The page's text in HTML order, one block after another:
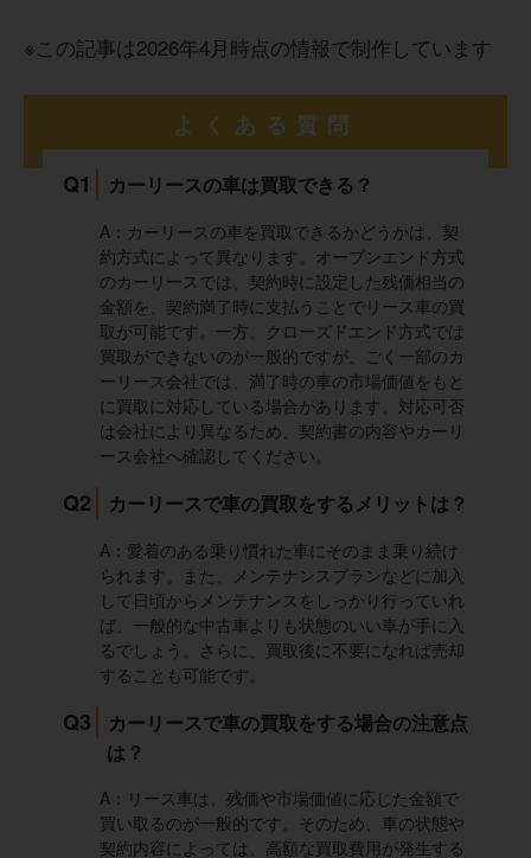
※この記事は2026年4月時点の情報で制作しています
よくある質問
Q1
カーリースの車は買取できる？
A：カーリースの車を買取できるかどうかは、契
約方式によって異なります。オープンエンド方式
のカーリースでは、契約時に設定した残価相当の
金額を、契約満了時に支払うことでリース車の買
取が可能です。一方、クローズドエンド方式では
買取ができないのが一般的ですが、ごく一部のカ
ーリース会社では、満了時の車の市場価値をもと
に買取に対応している場合があります。対応可否
は会社により異なるため、契約書の内容やカーリ
ース会社へ確認してください。
Q2 カーリースで車の買取をするメリットは？
A：愛着のある乗り慣れた車にそのまま乗り続け
られます。また、メンテナンスプランなどに加入
して日頃からメンテナンスをしっかり行っていれ
ば、一般的な中古車よりも状態のいい車が手に入
るでしょう。さらに、買取後に不要になれば売却
することも可能です。
Q3
カーリースで車の買取をする場合の注意点
は？
A：リース車は、残価や市場価値に応じた金額で
買い取るのが一般的です。そのため、車の状態や
契約内容によっては、高額な買取費用が発生する